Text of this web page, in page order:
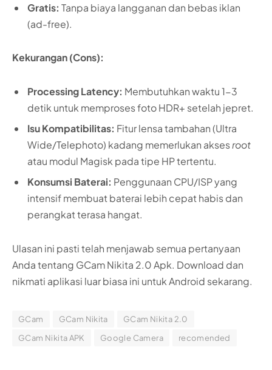
Gratis: Tanpa biaya langganan dan bebas iklan
(ad-free).
Kekurangan (Cons):
Processing Latency: Membutuhkan waktu 1-3
detik untuk memproses foto HDR+ setelah jepret.
Isu Kompatibilitas: Fitur lensa tambahan (Ultra
Wide/Telephoto) kadang memerlukan aksesroot
atau modul Magisk pada tipe HP tertentu.
Konsumsi Baterai: Penggunaan CPU/ISP yang
intensif membuat baterai lebih cepat habis dan
perangkat terasa hangat.
Ulasan ini pasti telah menjawab semua pertanyaan
Anda tentang GCam Nikita 2.0 Apk. Download dan
nikmati aplikasi luar biasa ini untuk Android sekarang.
GCam GCam Nikita
GCam Nikita 2.0
GCam Nikita APK
Google Camera recomended